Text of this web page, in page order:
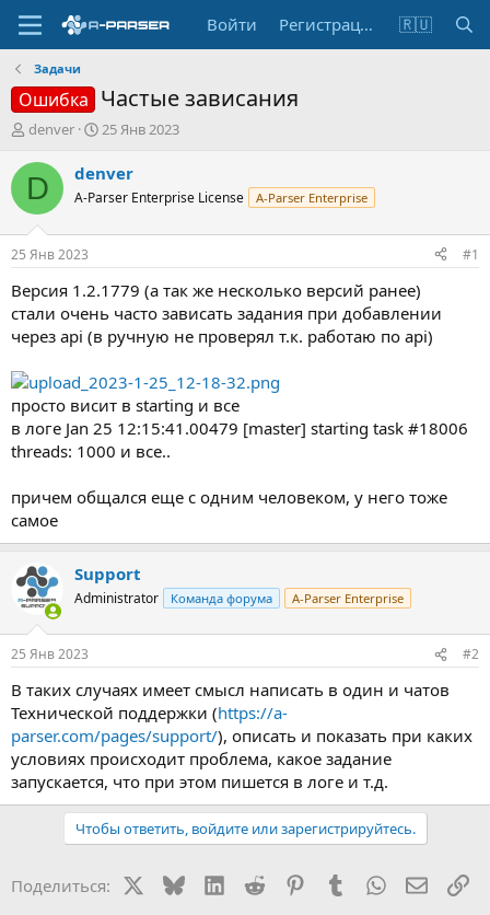
Войти Регистрация 🇷🇺
Задачи
Ошибка Частые зависания
А
т
т
е
м
ы
denver
Д
т
н
а
л
25 Янв 2023
D denver
A-Parser Enterprise License A-Parser Enterprise
25 Янв 2023 #1
Версия 1.2.1779 (а так же несколько версий ранее)
стали очень часто зависать задания при добавлении
через api (в ручную не проверял т.к. работаю по api)
просто висит в starting и все
в логе Jan 25 12:15:41.00479 [master] starting task #18006
threads: 1000 и все..
причем общался еще с одним человеком, у него тоже
самое
Support
Administrator Команда форума A-Parser Enterprise
25 Янв 2023 #2
В таких случаях имеет смысл написать в один и чатов
Технической поддержки (https://a-
parser.com/pages/support/), описать и показать при каких
условиях происходит проблема, какое задание
запускается, что при этом пишется в логе и т.д.
Чтобы ответить, войдите или зарегистрируйтесь.
Поделиться: BlueskyLinkedIn
Reddit PinterestTumblr WhatsApp